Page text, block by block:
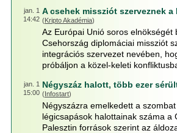
jan. 1
14:42
A csehek missziót szerveznek a
(Kripto Akadémia)
Az Európai Unió soros elnökségét
Csehország diplomáciai missziót
integrációs szervezet nevében,
próbáljon a közel-keleti
jan. 1
15:00
Négyszáz halott, több ezer
(Infostart)
Négyszázra emelkedett a
légicsapások halottainak száma a
Palesztin források szerint az